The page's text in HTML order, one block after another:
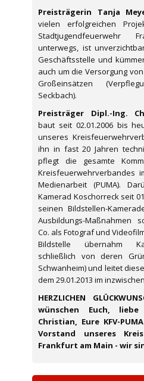
Preisträgerin Tanja
vielen erfolgreichen
unterwegs, ist
Geschäftsstelle und
auch um die Versorgung
Großeinsätzen
Seckbach).
Preisträger Dipl.-Ing.
baut seit 02.01.2006 bis
unseres
ihn in fast 20 Jahren
pflegt die gesamte
Kreisfeuerwehrverbandes
Medienarbeit (PUMA).
Kamerad Koschorreck seit
seinen Bildstellen-
Ausbildungs-Maßnahmen
Co. als Fotograf und
Bildstelle übernahm
schließlich von deren
Schwanheim) und leitet
dem 29.01.2013 im
HERZLICHEN
wünschen Euch,
Christian, Eure KFV-
Vorstand unseres
Frankfurt am Main - wir